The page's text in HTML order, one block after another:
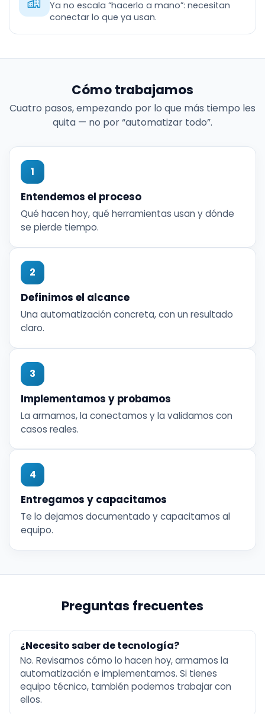
Ya no escala “hacerlo a mano”: necesitan
conectar lo que ya usan.
Cómo trabajamos
Cuatro pasos, empezando por lo que más tiempo les
quita — no por “automatizar todo”.
1
Entendemos el proceso
Qué hacen hoy, qué herramientas usan y dónde
se pierde tiempo.
2
Definimos el alcance
Una automatización concreta, con un resultado
claro.
3
Implementamos y probamos
La armamos, la conectamos y la validamos con
casos reales.
4
Entregamos y capacitamos
Te lo dejamos documentado y capacitamos al
equipo.
Preguntas frecuentes
¿Necesito saber de tecnología?
No. Revisamos cómo lo hacen hoy, armamos la
automatización e implementamos. Si tienes
equipo técnico, también podemos trabajar con
ellos.